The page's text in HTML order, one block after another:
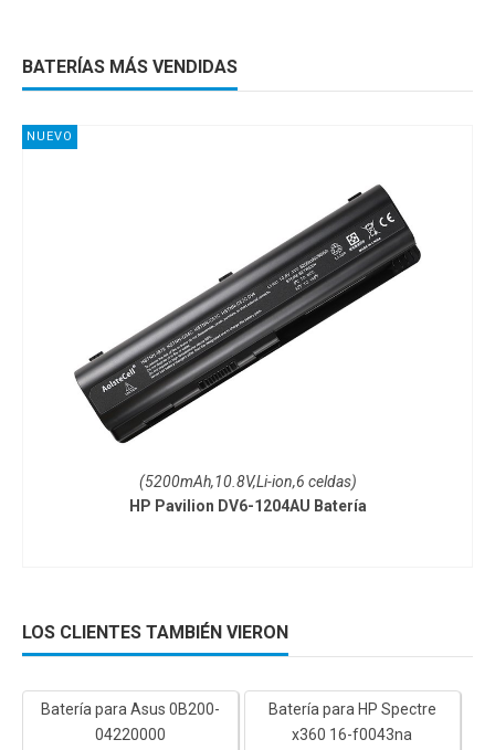
BATERÍAS MÁS VENDIDAS
NUEVO
(5200mAh,10.8V,Li-ion,6 celdas)
HP Pavilion DV6-1204AU Batería
LOS CLIENTES TAMBIÉN VIERON
Batería para Asus 0B200-
04220000
Batería para HP Spectre
x360 16-f0043na